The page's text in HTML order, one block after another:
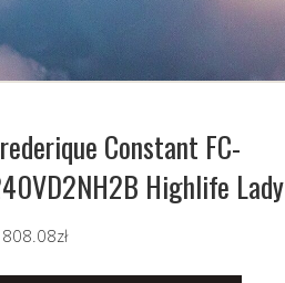
Constant FC-
Highlife Lady
zł